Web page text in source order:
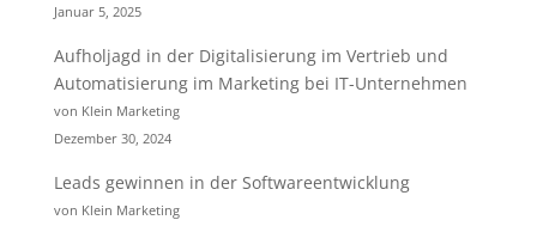
Januar 5, 2025
Aufholjagd in der Digitalisierung im Vertrieb und
Automatisierung im Marketing bei IT-Unternehmen
von Klein Marketing
Dezember 30, 2024
Leads gewinnen in der Softwareentwicklung
von Klein Marketing